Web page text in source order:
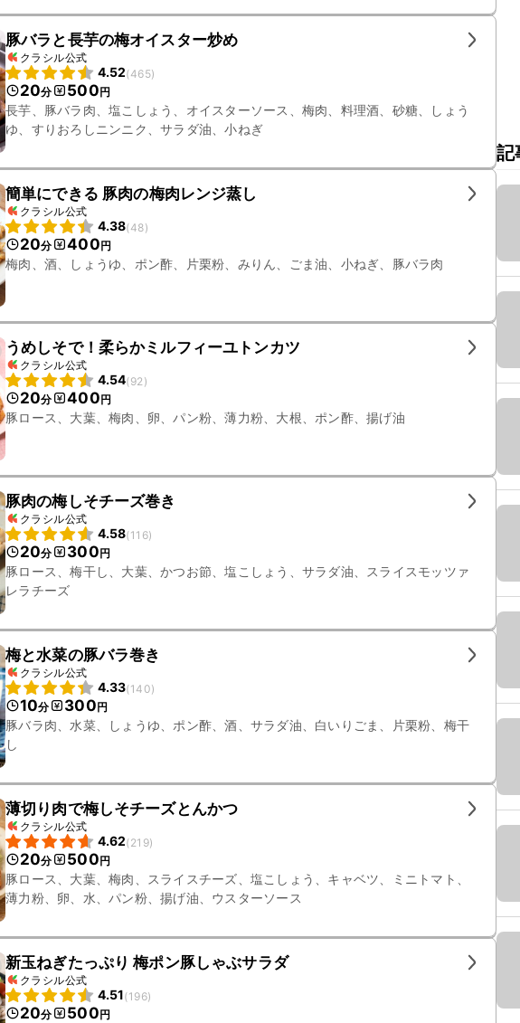
豚バラと長芋の梅オイスター炒め
クラシル公式
4.52(465)
20分 500円
長芋、豚バラ肉、塩こしょう、オイスターソース、梅肉、料理酒、砂糖、しょう
ゆ、すりおろしニンニク、サラダ油、小ねぎ
簡単にできる 豚肉の梅肉レンジ蒸し
クラシル公式
4.38(48)
20分 400円
梅肉、酒、しょうゆ、ポン酢、片栗粉、みりん、ごま油、小ねぎ、豚バラ肉
うめしそで！柔らかミルフィーユトンカツ
クラシル公式
4.54(92 )
20分 400円
豚ロース、大葉、梅肉、卵、パン粉、薄力粉、大根、ポン酢、揚げ油
豚肉の梅しそチーズ巻き
クラシル公式
4.58(116)
20分 300円
豚ロース、梅干し、大葉、かつお節、塩こしょう、サラダ油、スライスモッツァ
レラチーズ
梅と水菜の豚バラ巻き
クラシル公式
4.33(140)
10分 300円
豚バラ肉、水菜、しょうゆ、ポン酢、酒、サラダ油、白いりごま、片栗粉、梅干
し
薄切り肉で梅しそチーズとんかつ
クラシル公式
4.62(219)
20分 500円
豚ロース、大葉、梅肉、スライスチーズ、塩こしょう、キャベツ、ミニトマト、
薄力粉、卵、水、パン粉、揚げ油、ウスターソース
新玉ねぎたっぷり 梅ポン豚しゃぶサラダ
クラシル公式
4.51(196)
20分 500円
記